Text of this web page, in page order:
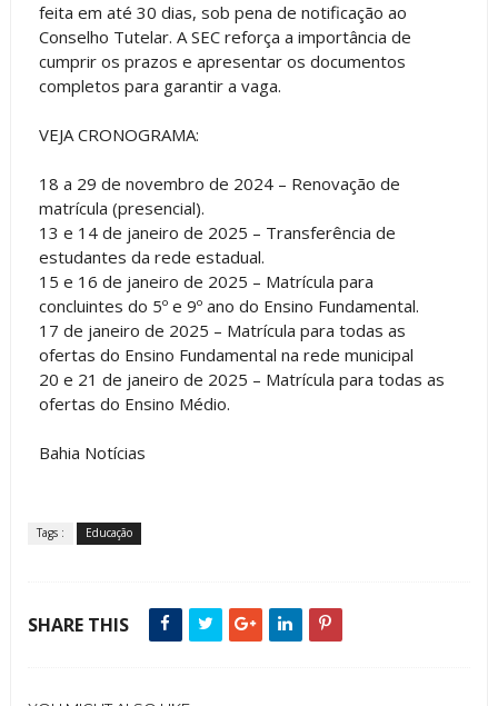
feita em até 30 dias, sob pena de notificação ao
Conselho Tutelar. A SEC reforça a importância de
cumprir os prazos e apresentar os documentos
completos para garantir a vaga.
VEJA CRONOGRAMA:
18 a 29 de novembro de 2024 – Renovação de
matrícula (presencial).
13 e 14 de janeiro de 2025 – Transferência de
estudantes da rede estadual.
15 e 16 de janeiro de 2025 – Matrícula para
concluintes do 5º e 9º ano do Ensino Fundamental.
17 de janeiro de 2025 – Matrícula para todas as
ofertas do Ensino Fundamental na rede municipal
20 e 21 de janeiro de 2025 – Matrícula para todas as
ofertas do Ensino Médio.
Bahia Notícias
Tags : Educação
SHARE THIS